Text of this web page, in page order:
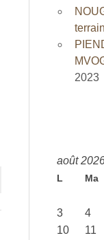
2023
août
L Ma
3
4
10
11